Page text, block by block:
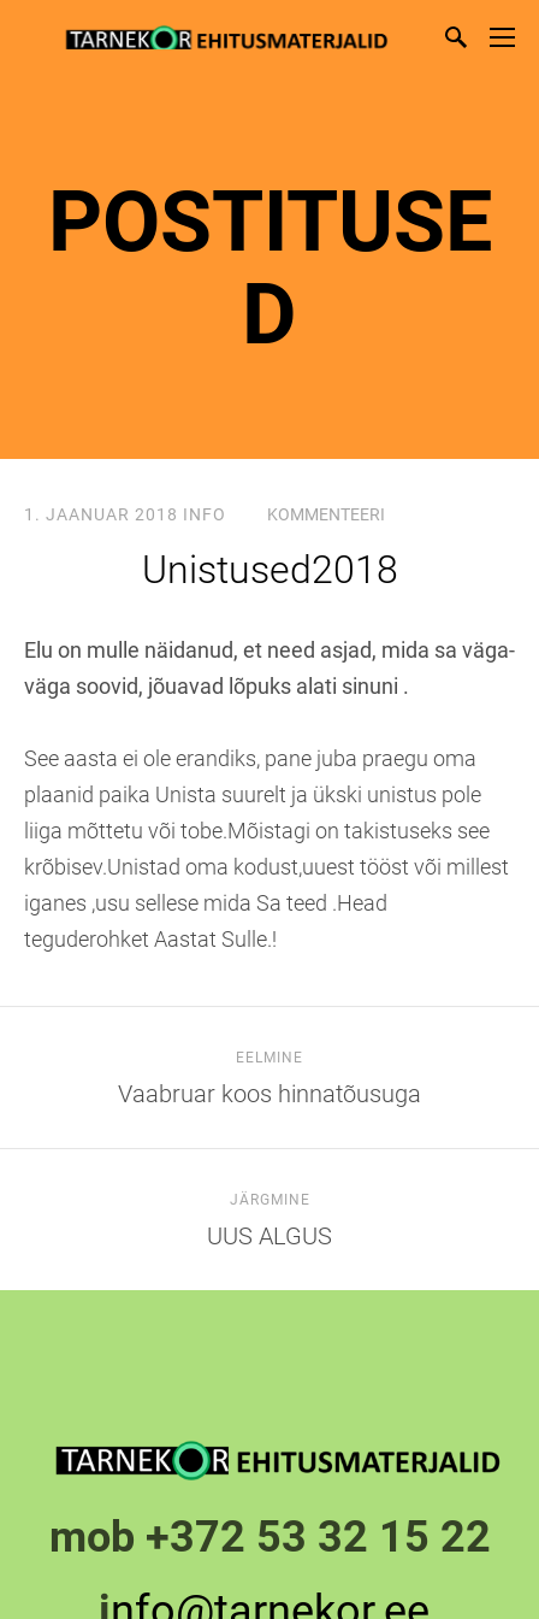
POSTITUSE
D
1. JAANUAR 2018 INFO KOMMENTEERI
Unistused2018
Elu on mulle näidanud, et need asjad, mida sa väga-
väga soovid, jõuavad lõpuks alati sinuni .
See aasta ei ole erandiks, pane juba praegu oma
plaanid paika Unista suurelt ja ükski unistus pole
liiga mõttetu või tobe.Mõistagi on takistuseks see
krõbisev.Unistad oma kodust,uuest tööst või millest
iganes ,usu sellese mida Sa teed .Head
teguderohket Aastat Sulle.!
EELMINE
Vaabruar koos hinnatõusuga
JÄRGMINE
UUS ALGUS
mob +372 53 32 15 22